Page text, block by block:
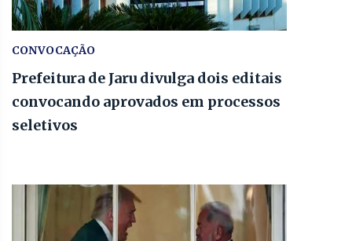
CONVOCAÇÃO
Prefeitura de Jaru divulga dois editais
convocando aprovados em processos
seletivos